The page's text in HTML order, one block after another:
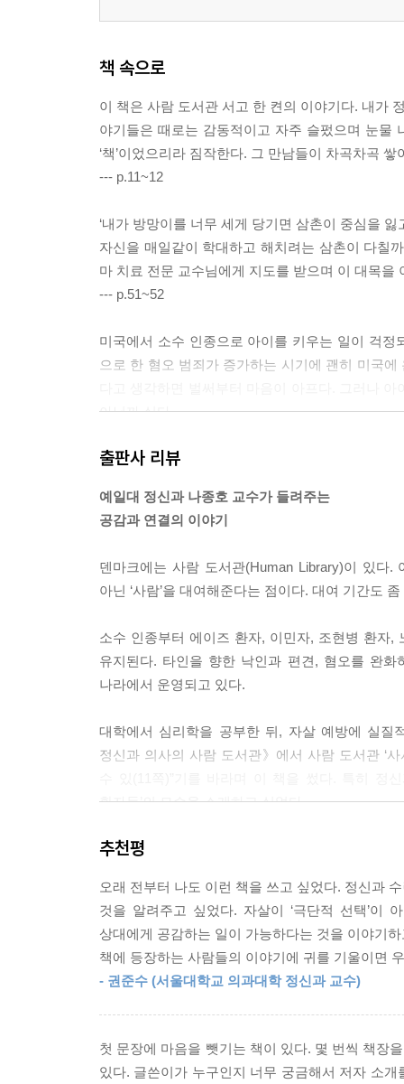
책 속으로
이 책은 사람 도서관 서고 한 켠의 이야기다. 내가
야기들은 때로는 감동적이고 자주 슬펐으며 눈물
‘책’이었으리라 짐작한다. 그 만남들이 차곡차곡
--- p.11~12
‘내가 방망이를 너무 세게 당기면 삼촌이 중심을 잃
자신을 매일같이 학대하고 해치려는 삼촌이 다칠
마 치료 전문 교수님에게 지도를 받으며 이 대목
--- p.51~52
미국에서 소수 인종으로 아이를 키우는 일이 걱
으로 한 혐오 범죄가 증가하는 시기에 괜히 미국
아닐까 싶다.
하고자 하는 의지를 필요로 하기 때문이다. 응급
가 좀 더 수월했을지도 모른다. 같은 알코올중독
을 것이다.
--- p.97~98
동정심은 고통을 겪고 있는 주체의 아픔을 이해하
입하지는 않는다. 따라서 동정심은 나와 고통을
보고 생각하는 것이다. 그 사람의 신발을 신고 걸
력이다.
--- p.119
일수록 우리 각자가 겉으로는 달라 보이지만 실
--- p.128
편견 어린 시선과 사회적 낙인을 반복적으로 경
혹은 자기 낙인(selfstigma)이라 부른다. 정신 질
되는 것이다.
흔히 중독환자의 뇌를 ‘하이재킹(hijacking)당했다
령당한 것 같은 행동을 보이기 때문이다. 인간을
출판사 리뷰
예일대 정신과 나종호 교수가 들려주는
공감과 연결의 이야기
덴마크에는 사람 도서관(Human Library)이 있다
아닌 ‘사람’을 대여해준다는 점이다. 대여 기간도
소수 인종부터 에이즈 환자, 이민자, 조현병 환자
유지된다. 타인을 향한 낙인과 편견, 혐오를 완
나라에서 운영되고 있다.
대학에서 심리학을 공부한 뒤, 자살 예방에 실
정신과 의사의 사람 도서관》에서 사람 도서관 ‘
환자들’의 모습을 소개하고 싶었다.
책에는 저자가 미국 메이요 클리닉과 뉴욕대학교
그들의 ‘이야기’를 대신해 들려주는 이유는 분
향한 대중의 낙인과 편견을 가장 효과적으로
(8쪽)”이라고 말한다. 내가 편견을 가지고 있는
모르게 간직하고 있던 편견에서 벗어나게 된다는
부분이 하나도 없”다고 말한 대목이 등장한다
추천평
오래 전부터 나도 이런 책을 쓰고 싶었다. 정신과
것을 알려주고 싶었다. 자살이 ‘극단적 선택’이
상대에게 공감하는 일이 가능하다는 것을 이야기
책에 등장하는 사람들의 이야기에 귀를 기울이면
- 권준수 (서울대학교 의과대학 정신과 교수)
첫 문장에 마음을 뺏기는 책이 있다. 몇 번씩 책장
있다. 글쓴이가 누구인지 너무 궁금해서 저자 소